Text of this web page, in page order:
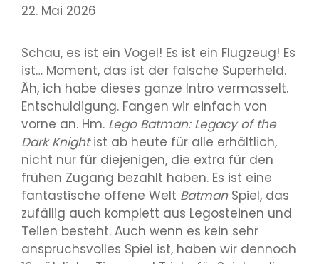
22. Mai 2026
Schau, es ist ein Vogel! Es ist ein Flugzeug! Es
ist… Moment, das ist der falsche Superheld.
Äh, ich habe dieses ganze Intro vermasselt.
Entschuldigung. Fangen wir einfach von
vorne an. Hm. Lego Batman: Legacy of the
Dark Knightist ab heute für alle erhältlich,
nicht nur für diejenigen, die extra für den
frühen Zugang bezahlt haben. Es ist eine
fantastische offene Welt BatmanSpiel, das
zufällig auch komplett aus Legosteinen und
Teilen besteht. Auch wenn es kein sehr
anspruchsvolles Spiel ist, haben wir dennoch